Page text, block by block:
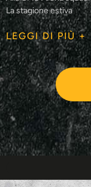
La stagione estiva
LEGGI DI PIÙ +